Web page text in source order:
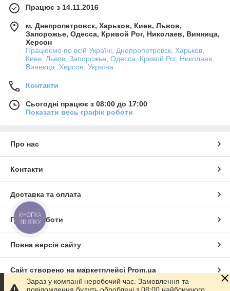
КИЇВСТАР
(068) 268-12-52
ВОДАФОН (066) 277-97-01
ЛАЙФ
пісок перевезення, перевезти пісок, перевезення сипучих
сипучі матеріали, доставка сипучих матеріалів, перевезення
вугілля
Працює з 14.11.2016
м. Днепропетровск, Харьков, Киев, Львов,
Запорожье, Одесса, Кривой Рог, Николаев, Винница,
Херсон
Працюємо по всій Україні, Днепропетровск, Харьков,
Киев, Львов, Запорожье, Одесса, Кривой Рог, Николаев,
Винница, Херсон, Україна
Контакти
Сьогодні працює з 08:00 до 17:00
Показати весь графік роботи
Про нас
Контакти
Доставка та оплата
Графік роботи
Повна версія сайту
Сайт створено на маркетплейсі Prom.ua
Зараз у компанії неробочий час. Замовлення та
КНОПКА
ЗВ'ЯЗКУ